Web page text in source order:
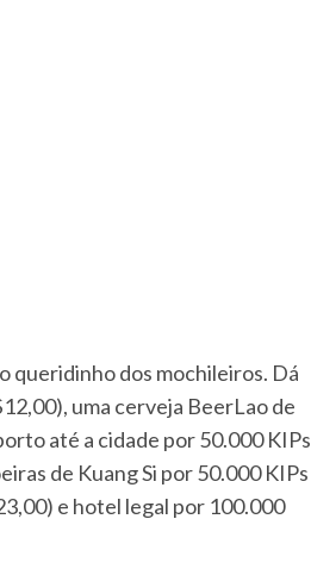
queridinho dos mochileiros. Dá
uma cerveja BeerLao de
até a cidade por 50.000 KIPs
de Kuang Si por 50.000 KIPs
e hotel legal por 100.000